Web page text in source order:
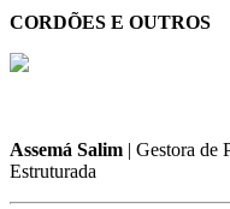
CORDÕES E OUTROS
Assemá Salim | Gestora de
Estruturada